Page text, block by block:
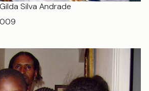
Silva Andrade